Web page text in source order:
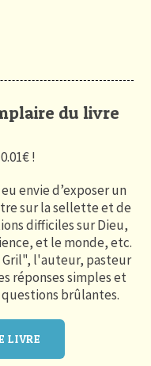
du livre
!
envie d’exposer un
sur la sellette et de
difficiles sur Dieu,
et le monde, etc.
Gril", l'auteur, pasteur
réponses simples et
brûlantes.
LIVRE